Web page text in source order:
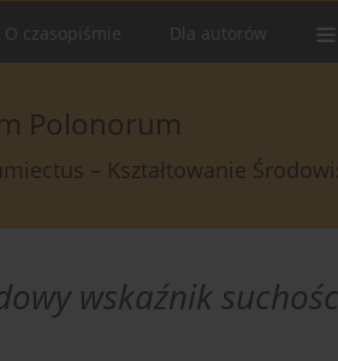
O czasopiśmie Dla autorów
Polonorum
– Kształtowanie
wskaźnik